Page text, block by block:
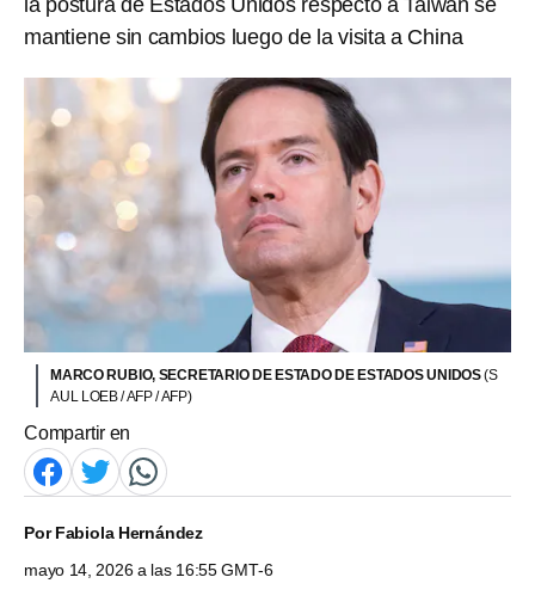
la postura de Estados Unidos respecto a Taiwán se
mantiene sin cambios luego de la visita a China
MARCO RUBIO, SECRETARIO DE ESTADO DE ESTADOS UNIDOS(S
AUL LOEB / AFP / AFP)
Compartir en
PorFabiola Hernández
mayo 14, 2026 a las 16:55 GMT-6